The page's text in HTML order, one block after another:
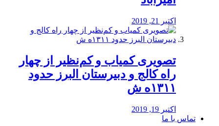
اکتبر 21, 2019
️تصویری کمیاب و کم‌نظیر از چهار
راه كالج و دبيرستان البرز حدود
۱۳۱۱ه ش
اکتبر 19, 2019
تماس با ما